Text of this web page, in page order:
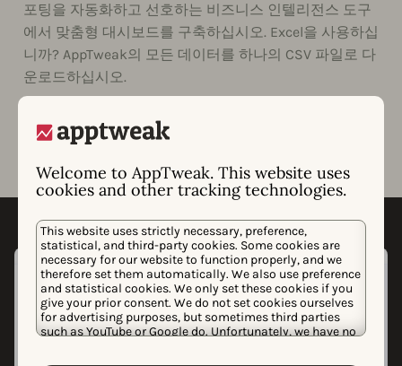
Welcome to AppTweak. This website uses
cookies and other tracking technologies.
This website uses strictly necessary, preference,
statistical, and third-party cookies. Some cookies are
necessary for our website to function properly, and we
therefore set them automatically. We also use preference
and statistical cookies. We only set these cookies if you
give your prior consent. We do not set cookies ourselves
for advertising purposes, but sometimes third parties
such as YouTube or Google do. Unfortunately, we have no
포팅을 자동화하고 선호하는 비즈니스 인텔리전스 도구
에서 맞춤형 대시보드를 구축하십시오. Excel을 사용하십
니까? AppTweak의 모든 데이터를 하나의 CSV 파일로 다
운로드하십시오.